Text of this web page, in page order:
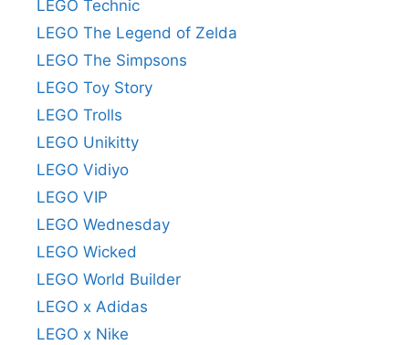
LEGO Technic
LEGO The Legend of Zelda
LEGO The Simpsons
LEGO Toy Story
LEGO Trolls
LEGO Unikitty
LEGO Vidiyo
LEGO VIP
LEGO Wednesday
LEGO Wicked
LEGO World Builder
LEGO x Adidas
LEGO x Nike